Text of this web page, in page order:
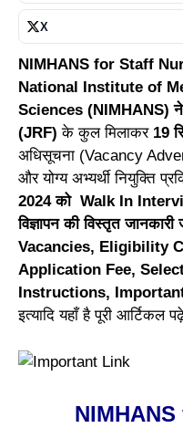
X
NIMHANS for Staff
National Institute of
Sciences (NIMHANS)
(JRF)के कुल मिलाकर 19
अधिसूचना (Vacancy
और योग्य अभ्यर्थी नियुक्ति
2024 को Walk In
विज्ञापन की विस्तृत
Vacancies, Eligibility
Application Fee,
Instructions,
इत्यादि यहाँ है पूरी आर्टिकल